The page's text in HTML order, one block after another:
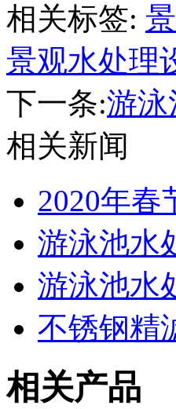
相关标签:
景观水处理
下一条:游泳
相关新闻
2020年春
游泳池水
游泳池水
不锈钢精
相关产品